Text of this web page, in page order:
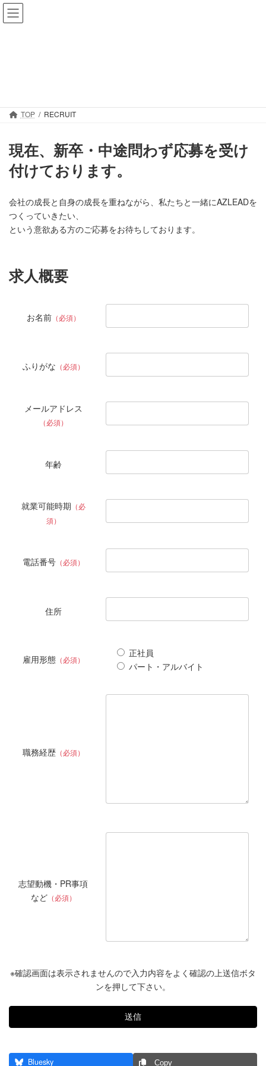
コ
ン
ッ
ナ
ビ
移
TOP RECRUIT
現在、新卒・中途問わず応募を受け
付けております。
会社の成長と自身の成長を重ねながら、私たちと一緒にAZLEADを
つくっていきたい、
という意欲ある方のご応募をお待ちしております。
求人概要
お名前（必須）
ふりがな （必須）
メールアドレス
（必須）
年齢
就業可能時期 （必
須）
電話番号（必須）
住所
雇用形態（必須）
正社員
パート・アルバイト
職務経歴（必須）
志望動機・PR事項
など（必須）
※確認画面は表示されませんので入力内容をよく確認の上送信ボタ
ンを押して下さい。
Bluesky Copy